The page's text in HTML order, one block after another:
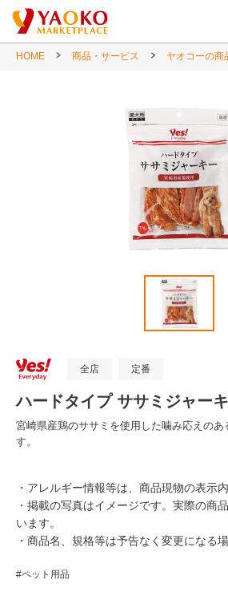
HOME 商品・サービス ヤオコーの商
全店 定番
ハードタイプ ササミジャー
宮崎県産鶏のササミを使用した噛み応えの
す。
・アレルギー情報等は、商品現物の表示
・掲載の写真はイメージです。実際の商
います。
・商品名、規格等は予告なく変更になる
#ペット用品